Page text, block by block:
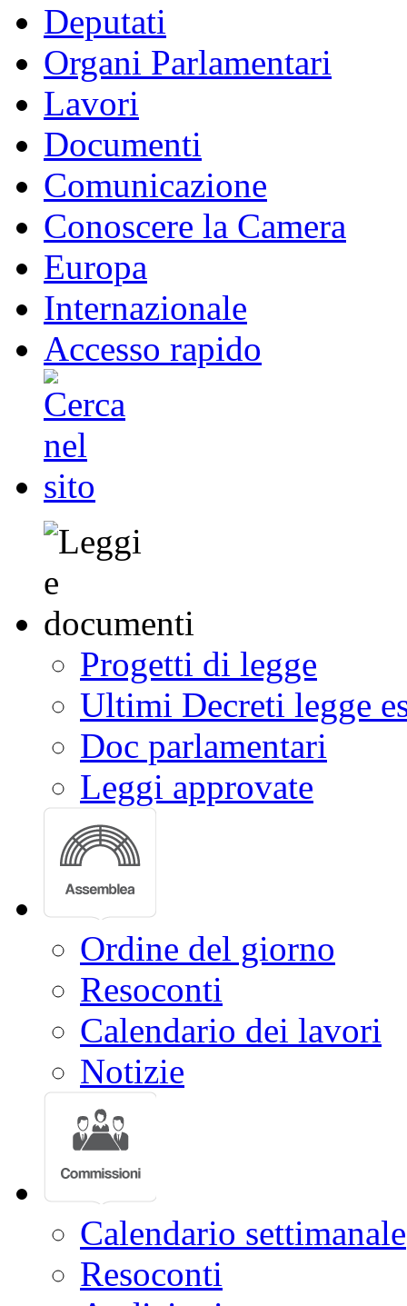
Deputati
Organi Parlamentari
Lavori
Documenti
Comunicazione
Conoscere la Camera
Europa
Internazionale
Accesso rapido
Progetti di legge
Ultimi Decreti legge
Doc parlamentari
Leggi approvate
Ordine del giorno
Resoconti
Calendario dei lavori
Notizie
Calendario settimanale
Resoconti